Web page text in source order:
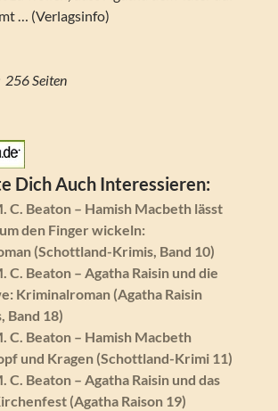
… (Verlagsinfo)
: ‎ 256 Seiten
Dich Auch Interessieren:
C. Beaton – Hamish Macbeth lässt
den Finger wickeln:
(Schottland-Krimis, Band 10)
C. Beaton – Agatha Raisin und die
Kriminalroman (Agatha Raisin
Band 18)
C. Beaton – Hamish Macbeth
und Kragen (Schottland-Krimi 11)
C. Beaton – Agatha Raisin und das
(Agatha Raison 19)